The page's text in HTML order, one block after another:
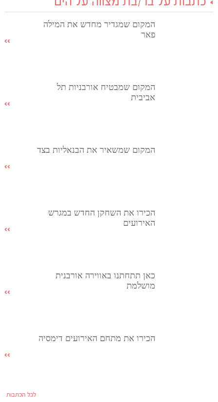
המקום שמגדיר מחדש את המילה
פאר
המקום שמבטיח אורבניות תל
אביבית
המקום שמשאיר את הבנאליות בצד
הכירו את השחקן החדש במגרש
האירועים
כאן תתחתנו באווירה אורבנית
מושלמת
הכירו את מתחם האירועים דימסיה
לכל הכתבות